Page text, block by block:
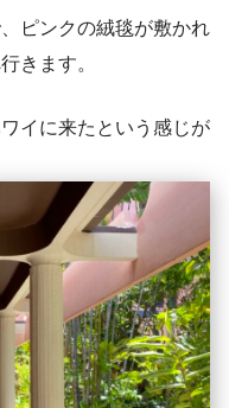
ピンクの絨毯が敷かれ
きます。
イに来たという感じが